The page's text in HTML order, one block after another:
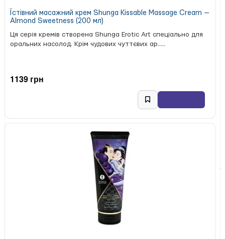
Їстівний масажний крем Shunga Kissable Massage Cream —
Almond Sweetness (200 мл)
Ця серія кремів створена Shunga Erotic Art спеціально для
оральних насолод. Крім чудових чуттєвих ар.....
1139 грн